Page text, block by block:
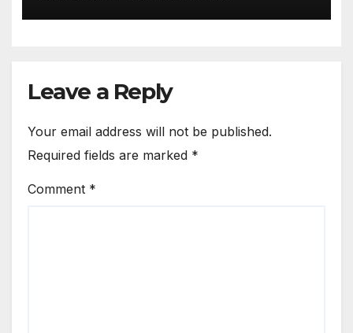
Leave a Reply
Your email address will not be published.
Required fields are marked *
Comment *